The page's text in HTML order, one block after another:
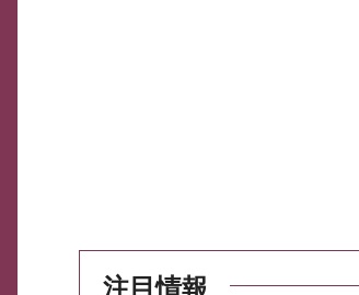
注目情報